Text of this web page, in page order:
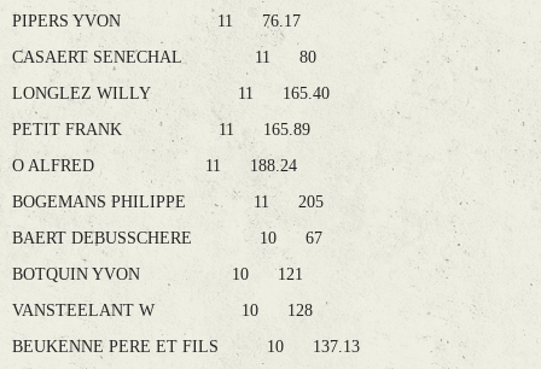
PIPERS YVON 11 76.17
CASAERT SENECHAL 11 80
LONGLEZ WILLY 11 165.40
PETIT FRANK 11 165.89
O ALFRED 11 188.24
BOGEMANS PHILIPPE 11 205
BAERT DEBUSSCHERE 10 67
BOTQUIN YVON 10 121
VANSTEELANT W 10 128
BEUKENNE PERE ET FILS 10 137.13